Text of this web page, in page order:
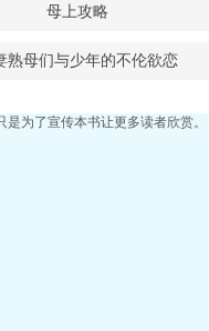
母上攻略
熟母们与少年的不伦欲恋
为了宣传本书让更多读者欣赏。